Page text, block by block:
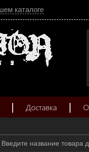
каталоге
Доставка